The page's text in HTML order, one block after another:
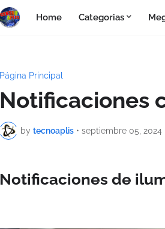
Home Categorias
Página Principal
Notificaciones
by tecnoaplis • septiembre 05, 2024
Notificaciones de